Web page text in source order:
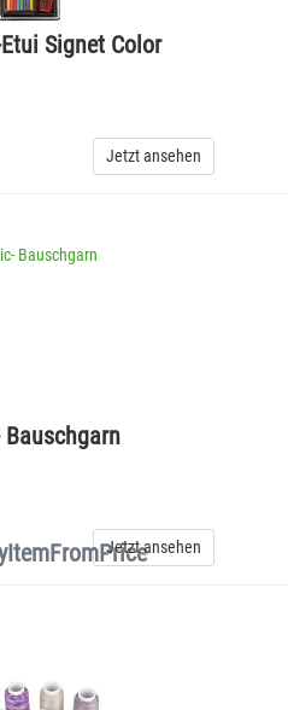
Signet Color
Jetzt ansehen
Jetzt ansehen